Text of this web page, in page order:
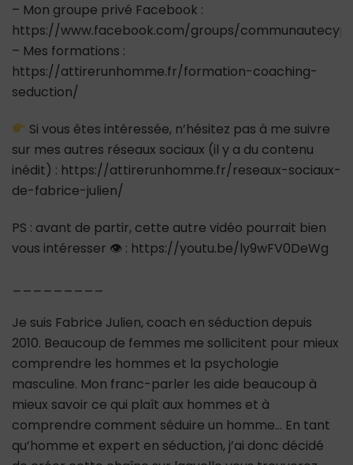
– Mon groupe privé Facebook :
https://www.facebook.com/groups/
– Mes formations :
https://attirerunhomme.fr/formation-coaching-
seduction/
Si vous êtes intéressée, n’hésitez pas à me suivre
sur mes autres réseaux sociaux (il y a du contenu
inédit) : https://attirerunhomme.fr/reseaux-sociaux-
de-fabrice-julien/
PS : avant de partir, cette autre vidéo pourrait bien
vous intéresser 👁 : https://youtu.be/ly9wFV0DeWg
Je suis Fabrice Julien, coach en séduction depuis
2010. Beaucoup de femmes me sollicitent pour mieux
comprendre les hommes et la psychologie
masculine. Mon franc-parler les aide beaucoup à
mieux savoir ce qui plaît aux hommes et à
comprendre comment séduire un homme… En tant
qu’homme et expert en séduction, j’ai donc décidé